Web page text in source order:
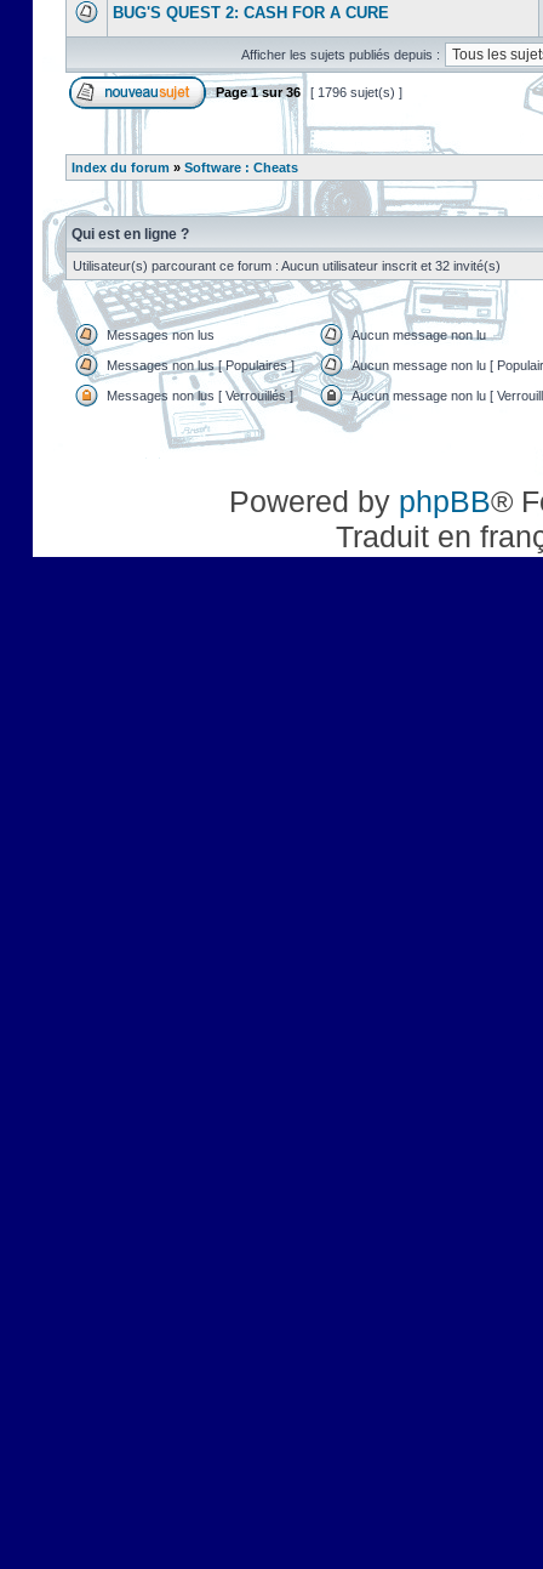
BUG'S QUEST 2: CASH FOR A CURE
Afficher les sujets publiés depuis :
Page1sur36 [ 1796 sujet(s) ]
Index du forum » Software : Cheats
Qui est en ligne ?
Utilisateur(s) parcourant ce forum : Aucun utilisateur inscrit et 32 invité(s)
Messages non lus Aucun message non lu
Messages non lus [ Populaires ] Aucun message non lu [
Messages non lus [ Verrouillés ] Aucun message non lu [
Powered by phpBB®
Traduit en